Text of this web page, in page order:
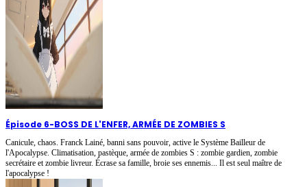
Épisode 6-BOSS DE L'ENFER, ARMÉE DE ZOMBIES S
Canicule, chaos. Franck Lainé, banni sans pouvoir, active le Système Bailleur de
l'Apocalypse. Climatisation, pastèque, armée de zombies S : zombie gardien, zombie
secrétaire et zombie livreur. Écrase sa famille, broie ses ennemis... Il est seul maître de
l'apocalypse !